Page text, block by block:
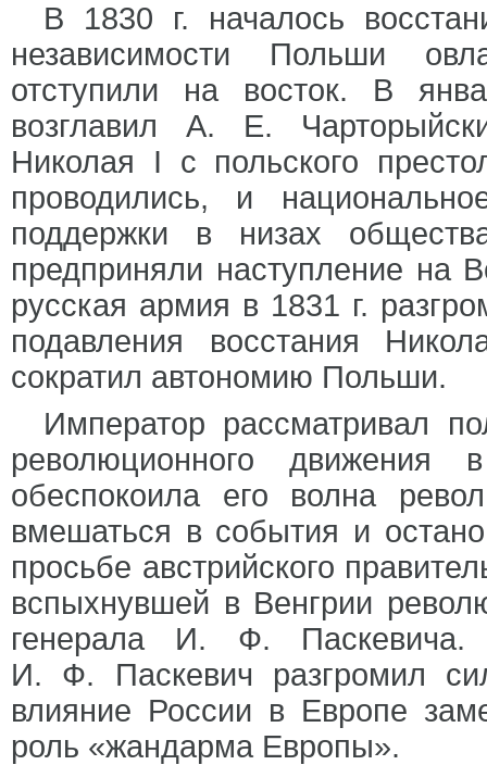
В 1830 г. началось
независимости Польши
отступили на восток. В
возглавил А. Е.
Николая I с польского
проводились, и
поддержки в низах
предприняли наступление на
русская армия в 1831 г.
подавления восстания
сократил автономию Польши.
Император рассматривал
революционного
обеспокоила его волна
вмешаться в события и
просьбе австрийского
вспыхнувшей в Венгрии
генерала И. Ф.
И. Ф. Паскевич разгромил
влияние России в Европе
роль «жандарма Европы».